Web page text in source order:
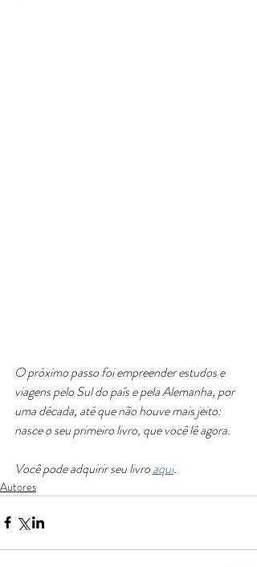
O próximo passo foi empreender estudos e
viagens pelo Sul do país e pela Alemanha, por
uma década, até que não houve mais jeito:
nasce o seu primeiro livro, que você lê agora.
Você pode adquirir seu livro aqui.
Autores